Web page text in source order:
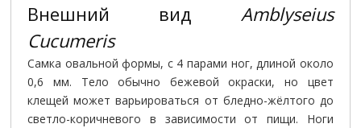
Внешний вид Amblyseius
Cucumeris
Самка овальной формы, с 4 парами ног, длиной около
0,6 мм. Тело обычно бежевой окраски, но цвет
клещей может варьироваться от бледно-жёлтого до
светло-коричневого в зависимости от пищи. Ноги